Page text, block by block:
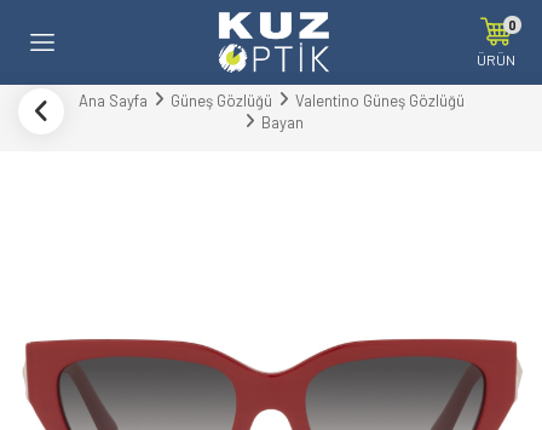
0
ÜRÜN
Ana Sayfa Güneş Gözlüğü
Valentino Güneş Gözlüğü
Bayan